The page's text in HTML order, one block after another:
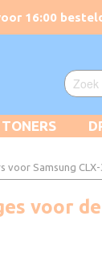
TONERS
voor Samsung CLX-
voor de